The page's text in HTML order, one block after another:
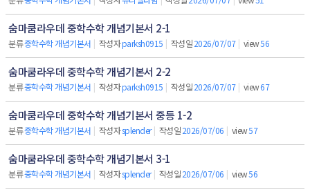
숨마쿰라우데 중학수학 개념기본서 2-1
분류중학수학 개념기본서 | 작성자parksh0915 | 작성일2026/07/07 | view56
숨마쿰라우데 중학수학 개념기본서 2-2
분류중학수학 개념기본서 | 작성자parksh0915 | 작성일2026/07/07 | view67
숨마쿰라우데 중학수학 개념기본서 중등 1-2
분류중학수학 개념기본서 | 작성자splender | 작성일2026/07/06 | view57
숨마쿰라우데 중학수학 개념기본서 3-1
분류중학수학 개념기본서 | 작성자splender | 작성일2026/07/06 | view56